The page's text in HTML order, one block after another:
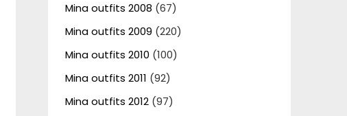
Mina outfits 2008 (67)
Mina outfits 2009 (220)
Mina outfits 2010 (100)
Mina outfits 2011 (92)
Mina outfits 2012(97)